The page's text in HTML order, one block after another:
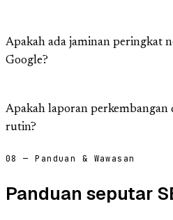
Apakah ada jaminan peringkat
Google?
Apakah laporan perkembangan
rutin?
08 — Panduan & Wawasan
Panduan seputar